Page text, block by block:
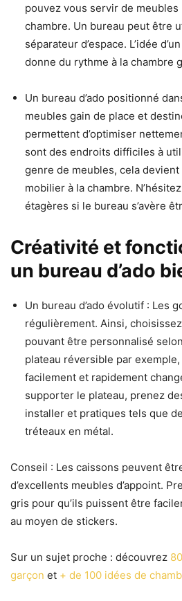
pouvez vous servir de
chambre. Un bureau peut être
séparateur d’espace. L’idée
donne du rythme à la chambre
Un bureau d’ado positionné
meubles gain de place et
permettent d’optimiser
sont des endroits difficiles à
genre de meubles, cela
mobilier à la chambre.
étagères si le bureau s’avère
Créativité et
un bureau d’ado
Un bureau d’ado évolutif : Les
régulièrement. Ainsi,
pouvant être personnalisé
plateau réversible par
facilement et rapidement
supporter le plateau, prenez
installer et pratiques tels que
tréteaux en métal.
Conseil : Les caissons peuvent
d’excellents meubles d’appoint.
gris pour qu’ils puissent être
au moyen de stickers.
Sur un sujet proche : découvrez
garçon et + de 100 idées de